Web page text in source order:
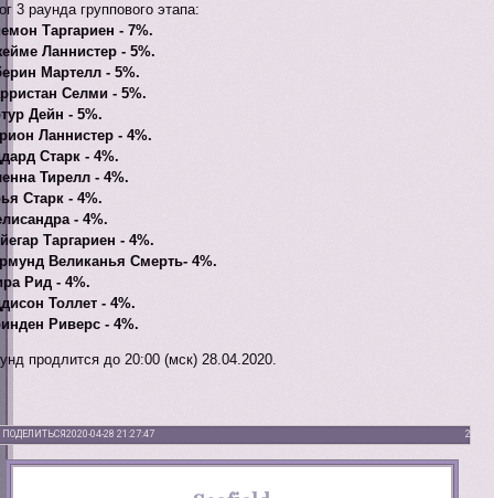
3 раунда группового этапа:
Таргариен - 7%.
Ланнистер - 5%.
Мартелл - 5%.
Селми - 5%.
Дейн - 5%.
Ланнистер - 4%.
Старк - 4%.
Тирелл - 4%.
Старк - 4%.
- 4%.
Таргариен - 4%.
Великанья Смерть- 4%.
Рид - 4%.
Толлет - 4%.
Риверс - 4%.
продлится до 20:00 (мск) 28.04.2020.
ПОДЕЛИТЬСЯ 2
2020-04-28 21:27:47